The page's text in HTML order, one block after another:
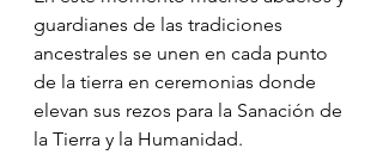
guardianes de las tradiciones
ancestrales se unen en cada punto
de la tierra en ceremonias donde
elevan sus rezos para la Sanación de
la Tierra y la Humanidad.